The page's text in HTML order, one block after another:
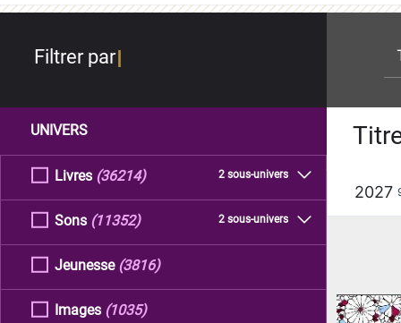
Filtrer par
UNIVERS
Livres 2 sous-univers
(36214)
Sons 2 sous-univers
(11352)
Jeunesse (3816)
Images (1035)
2027